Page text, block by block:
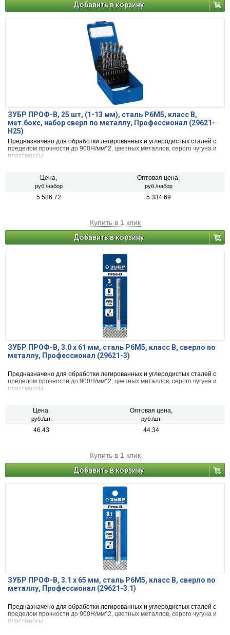
Добавить в корзину
ЗУБР ПРОФ-В, 25 шт, (1-13 мм), сталь Р6М5, класс В,
мет.бокс, набор сверл по металлу, Профессионал (29621-
H25)
Предназначено для обработки легированных и углеродистых сталей с
пределом прочности до 900Н/мм^2, цветных металлов, серого чугуна и
пластмассы.
Цена,
руб./набор
Оптовая цена,
руб./набор
5 586.72 5 334.69
Купить в 1 клик
Добавить в корзину
ЗУБР ПРОФ-В, 3.0 х 61 мм, сталь Р6М5, класс В, сверло по
металлу, Профессионал (29621-3)
Предназначено для обработки легированных и углеродистых сталей с
пределом прочности до 900Н/мм^2, цветных металлов, серого чугуна и
пластмассы.
Цена,
руб./шт.
Оптовая цена,
руб./шт.
46.43 44.34
Купить в 1 клик
Добавить в корзину
ЗУБР ПРОФ-В, 3.1 х 65 мм, сталь Р6М5, класс В, сверло по
металлу, Профессионал (29621-3.1)
Предназначено для обработки легированных и углеродистых сталей с
пределом прочности до 900Н/мм^2, цветных металлов, серого чугуна и
пластмассы.